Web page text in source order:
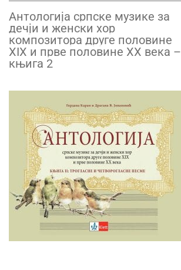
Антологија српске музике за
дечји и женски хор
композитора друге половине
XIX и прве половине XX века –
књига 2